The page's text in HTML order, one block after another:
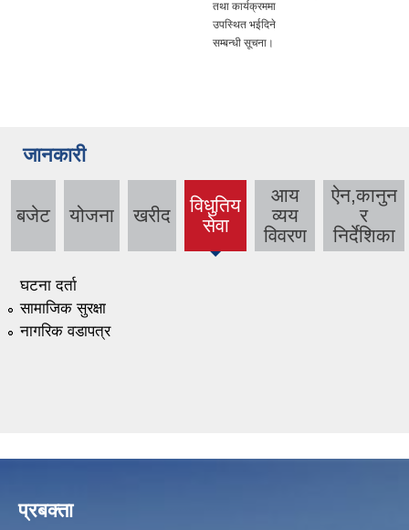
तथा कार्यक्रममा
उपस्थित भईदिने
सम्बन्धी सूचना।
जानकारी
बजेट योजना खरीद
विधुतिय
सेवा
(active
आय
व्यय
विवरण
ऐन,कानुन
र
निर्देशिका
घटना दर्ता
सामाजिक सुरक्षा
नागरिक वडापत्र
प्रबक्ता